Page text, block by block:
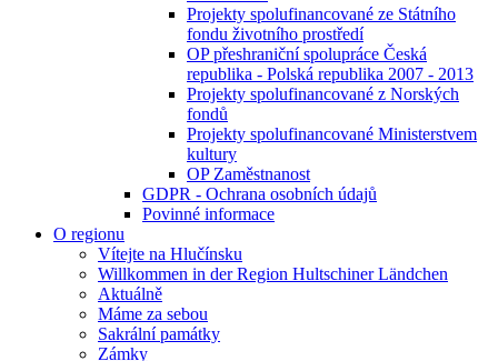
Projekty spolufinancované ze Státního
fondu životního prostředí
OP přeshraniční spolupráce Česká
republika - Polská republika 2007 - 2013
Projekty spolufinancované z Norských
fondů
Projekty spolufinancované Ministerstvem
kultury
OP Zaměstnanost
GDPR - Ochrana osobních údajů
Povinné informace
O regionu
Vítejte na Hlučínsku
Willkommen in der Region Hultschiner Ländchen
Aktuálně
Máme za sebou
Sakrální památky
Zámky